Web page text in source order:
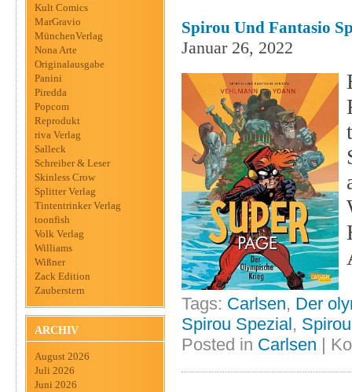
Kult Comics
MarGravio
MünchenVerlag
Nona Arte
Originalausgabe
Panini
Piredda
Popcom
Reprodukt
riva Verlag
Salleck
Schreiber & Leser
Skinless Crow
Splitter Verlag
Tintentrinker Verlag
toonfish
Volk Verlag
Williams
Wißner
Zack Edition
Zauberstern
ARCHIV
August 2026
Juli 2026
Juni 2026
Spirou Und Fantasio
Januar 26, 2022
Tags: Carlsen, Der
Spirou Spezial,
Posted in Carlsen |